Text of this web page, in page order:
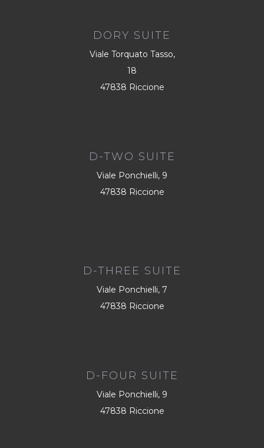
DORY SUITE
Viale Torquato Tasso,
18
47838 Riccione
D-TWO SUITE
Viale Ponchielli, 9
47838 Riccione
D-THREE SUITE
Viale Ponchielli, 7
47838 Riccione
D-FOUR SUITE
Viale Ponchielli, 9
47838 Riccione